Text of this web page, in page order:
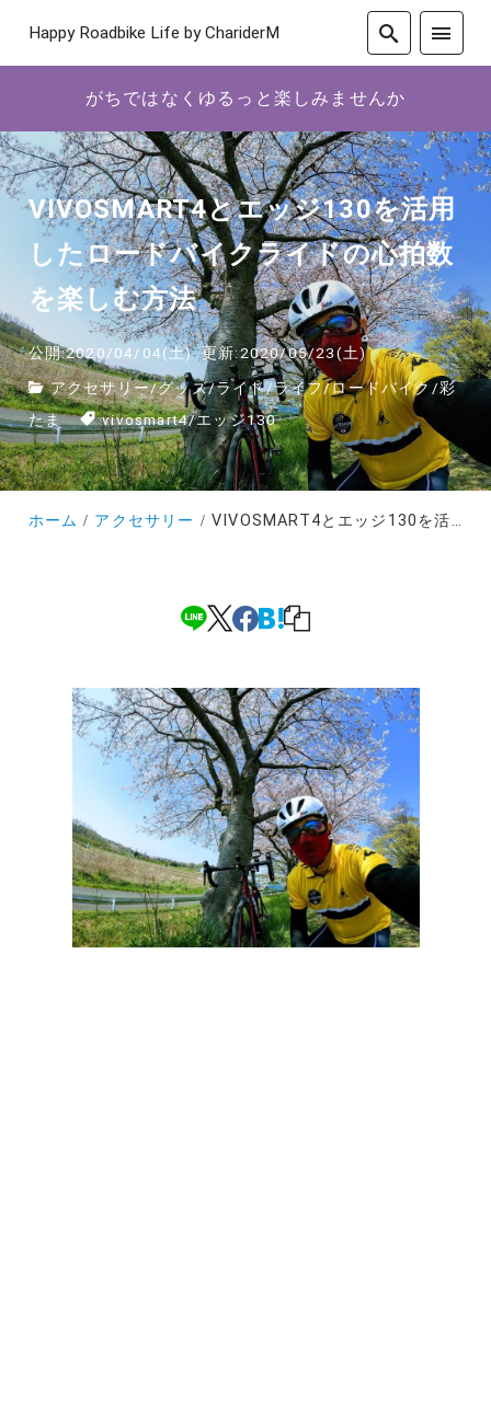
Happy Roadbike Life by ChariderM
がちではなくゆるっと楽しみませんか
VIVOSMART4とエッジ130を活用
したロードバイクライドの心拍数
を楽しむ方法
公開:2020/04/04(土) 更新:2020/05/23(土)
アクセサリー/グッズ/ライド/ライフ/ロードバイク/彩
たま
vivosmart4/エッジ130
ホーム アクセサリー VIVOSMART4とエッジ130を活用したロードバイクライドの心拍数を楽しむ方法